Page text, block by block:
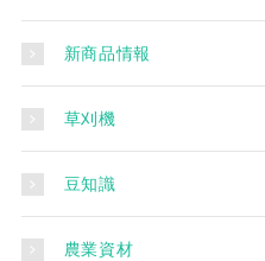
新商品情報
草刈機
豆知識
農業資材